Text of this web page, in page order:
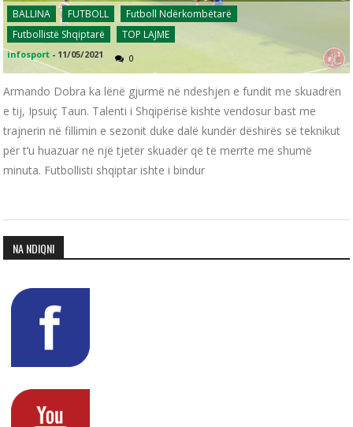
BALLINA FUTBOLL
Futboll Ndërkombëtarë
Futbollistë Shqiptarë
TOP LAJME
infosport - 11/05/2021 0
Armando Dobra ka lënë gjurmë në ndeshjen e fundit me skuadrën
e tij, Ipsuiç Taun. Talenti i Shqipërisë kishte vendosur bast me
trajnerin në fillimin e sezonit duke dalë kundër dëshirës së teknikut
për t’u huazuar në një tjetër skuadër që të merrte më shumë
minuta. Futbollisti shqiptar ishte i bindur
NA NDIQNI